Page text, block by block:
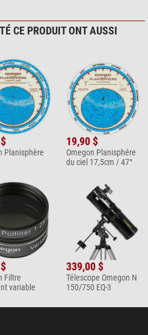
CE PRODUIT ONT AUSSI
Planisphère
19,90 $
Omegon Planisphére
du ciel 17,5cm / 47°
Filtre
variable
339,00 $
Télescope Omegon N
150/750 EQ-3